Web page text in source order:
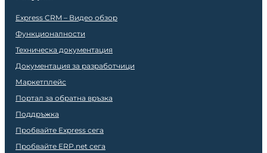
Express CRM – Видео обзор
Функционалности
Техническа документация
Документация за разработчици
Маркетплейс
Портал за обратна връзка
Поддръжка
Пробвайте Express сега
Пробвайте ERP.net сега